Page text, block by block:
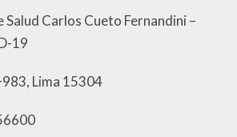
Salud Carlos Cueto Fernandini –
19
Lima 15304